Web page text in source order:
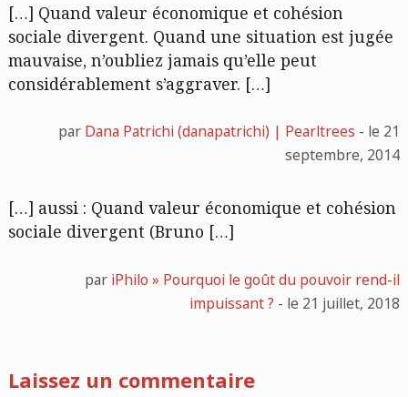
[…] Quand valeur économique et cohésion
sociale divergent. Quand une situation est jugée
mauvaise, n’oubliez jamais qu’elle peut
considérablement s’aggraver. […]
par Dana Patrichi (danapatrichi) | Pearltrees - le 21
septembre, 2014
[…] aussi : Quand valeur économique et cohésion
sociale divergent (Bruno […]
par iPhilo » Pourquoi le goût du pouvoir rend-il
impuissant ? - le 21 juillet, 2018
Laissez un commentaire